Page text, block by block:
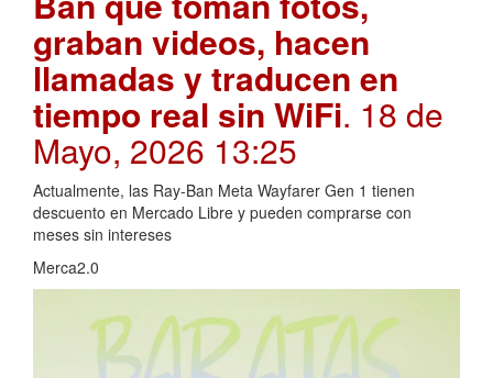
graban videos, hacen
llamadas y traducen en
tiempo real sin WiFi. 18 de
Mayo, 2026 13:25
Actualmente, las Ray-Ban Meta Wayfarer Gen 1 tienen
descuento en Mercado Libre y pueden comprarse con
meses sin intereses
Merca2.0